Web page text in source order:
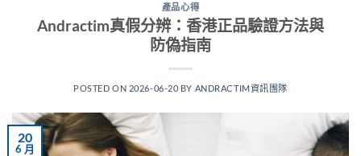
產品心得
Andractim真假分辨：香港正品驗證方法與
防偽指南
POSTED ON 2026-06-20 BY ANDRACTIM資訊團隊
20
6 月